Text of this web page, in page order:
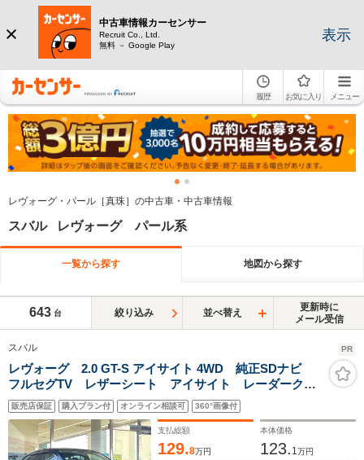
中古車情報カーセンサー
Recruit Co., Ltd.
無料 － Google Play
表示
履歴 お気に入り メニュー
レヴォーグ・パール［真珠］の中古車・中古車情報
スバル レヴォーグ パール系
一覧から探す 地図から探す
643 台 絞り込み 並べ替え
更新時に
メール受信
スバル PR
レヴォーグ 2.0 GT-S アイサイト 4WD 純正SDナビ
フルセグTV レザーシート アイサイト レーダークル
ーズコントロール 純正AW ステアリングスイッチ パ
ドルシフト プッシュスタート メモリーシート 純正
フロアマット ETC ドラレコ
販売店保証 購入プラン付 オンライン相談可 360°画像付
支払総額
129.8万円
本体価格
123. 1万円